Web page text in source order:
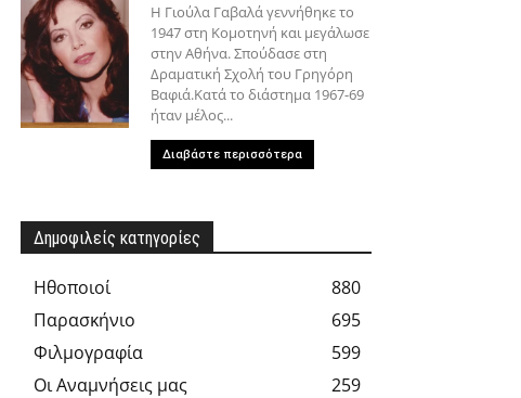
Η Γιούλα Γαβαλά γεννήθηκε το
1947 στη Κομοτηνή και μεγάλωσε
στην Αθήνα. Σπούδασε στη
Δραματική Σχολή του Γρηγόρη
Βαφιά.Κατά το διάστημα 1967-69
ήταν μέλος...
Διαβάστε περισσότερα
Δημοφιλείς κατηγορίες
Hθοποιοί
880
Παρασκήνιο
695
Φιλμογραφία
599
Οι Αναμνήσεις μας
259